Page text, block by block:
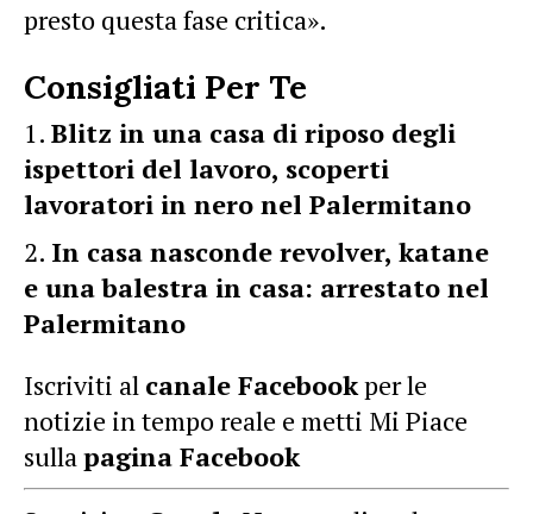
presto questa fase critica».
Consigliati Per Te
Blitz in una casa di riposo degli
ispettori del lavoro, scoperti
lavoratori in nero nel Palermitano
In casa nasconde revolver, katane
e una balestra in casa: arrestato nel
Palermitano
Iscriviti al canale Facebookper le
notizie in tempo reale e metti Mi Piace
sullapagina Facebook